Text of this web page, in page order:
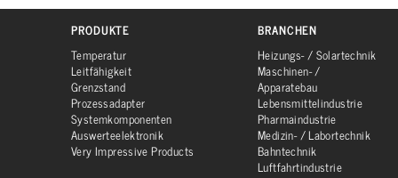
PRODUKTE
Temperatur
Leitfähigkeit
Grenzstand
Prozessadapter
Systemkomponenten
Auswerteelektronik
Very Impressive Products
BRANCHEN
Heizungs- / Solartechnik
Maschinen- /
Apparatebau
Lebensmittelindustrie
Pharmaindustrie
Medizin- / Labortechnik
Bahntechnik
Luftfahrtindustrie